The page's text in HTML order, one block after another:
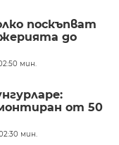
поскъпват
до
мин.
от 50
мин.